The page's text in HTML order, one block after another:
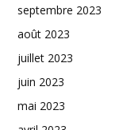
septembre 2023
août 2023
juillet 2023
juin 2023
mai 2023